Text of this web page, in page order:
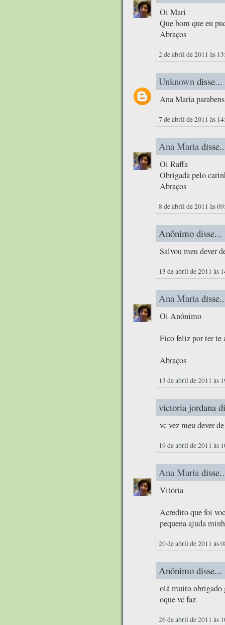
Oi Mari
Que bom que eu
Abraços
2 de abril de 2011 às
Unknown disse...
Ana Maria
7 de abril de 2011 às
Ana Maria
Oi Raffa
Obrigada pelo
Abraços
8 de abril de 2011 às
Anônimo disse...
Salvou meu dever
13 de abril de 2011 às
Ana Maria
Oi Anônimo
Fico feliz por ter te
Abraços
13 de abril de 2011 às
victoria jordana
vc vez meu dever
19 de abril de 2011 às
Ana Maria
Vitória
Acredito que foi
pequena ajuda
20 de abril de 2011 às
Anônimo disse...
olá muito obrigado
oque vc faz
26 de abril de 2011 às